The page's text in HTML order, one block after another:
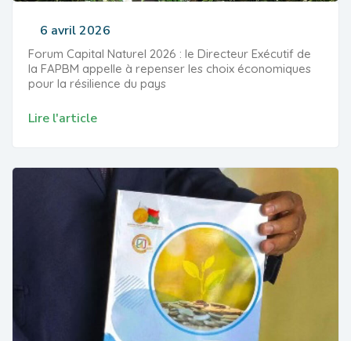
6 avril 2026
Forum Capital Naturel 2026 : le Directeur Exécutif de
la FAPBM appelle à repenser les choix économiques
pour la résilience du pays
Lire l'article